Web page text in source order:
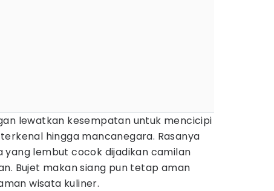
lewatkan kesempatan untuk mencicipi
hingga mancanegara. Rasanya
yang lembut cocok dijadikan camilan
Bujet makan siang pun tetap aman
wisata kuliner.